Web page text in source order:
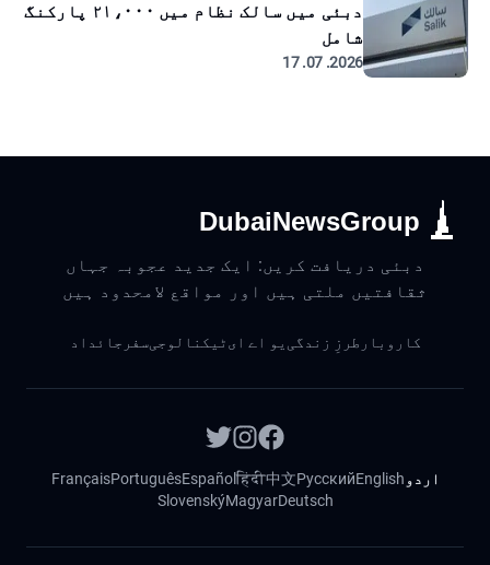
دبئی میں سالک نظام میں ۲۱،۰۰۰ پارکنگ
شامل
2026. 07. 17
DubaiNewsGroup
دبئی دریافت کریں: ایک جدید عجوبہ جہاں
ثقافتیں ملتی ہیں اور مواقع لامحدود ہیں
کاروبار طرزِ زندگی یو اے ایٹیکنالوجیسفر جائداد
اردو English
Русский
中文
हिंदी
Español
Português
Français
Deutsch
Magyar
Slovenský